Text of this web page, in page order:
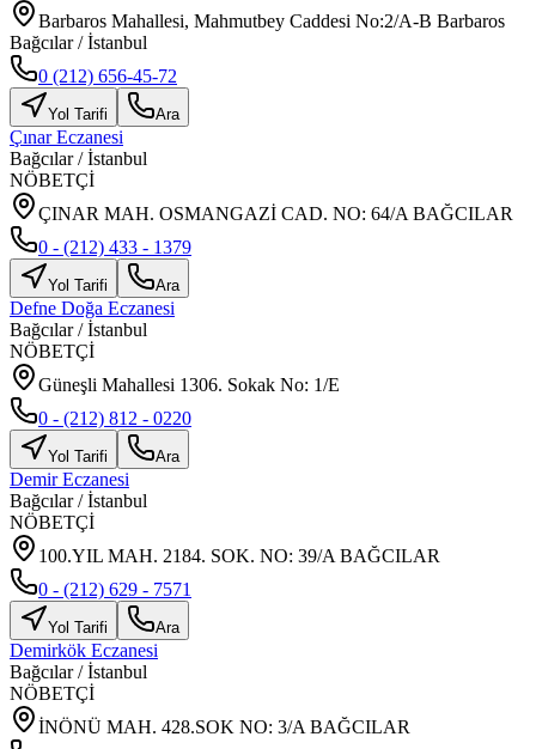
Barbaros Mahallesi, Mahmutbey Caddesi No:2/A-B Barbaros
Bağcılar / İstanbul
0 (212) 656-45-72
Yol Tarifi Ara
Çınar Eczanesi
Bağcılar/İstanbul
NÖBETÇİ
ÇINAR MAH. OSMANGAZİ CAD. NO: 64/A BAĞCILAR
0 - (212) 433 - 1379
Yol Tarifi Ara
Defne Doğa Eczanesi
Bağcılar/İstanbul
NÖBETÇİ
Güneşli Mahallesi 1306. Sokak No: 1/E
0 - (212) 812 - 0220
Yol Tarifi Ara
Demir Eczanesi
Bağcılar/İstanbul
NÖBETÇİ
100.YIL MAH. 2184. SOK. NO: 39/A BAĞCILAR
0 - (212) 629 - 7571
Yol Tarifi Ara
Demirkök Eczanesi
Bağcılar/İstanbul
NÖBETÇİ
İNÖNÜ MAH. 428.SOK NO: 3/A BAĞCILAR